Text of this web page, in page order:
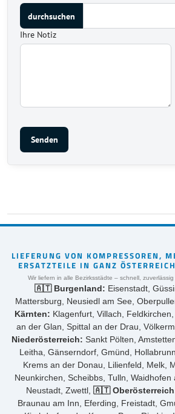
Ihre Notiz
Senden
LIEFERUNG VON KOMPRESSOREN,
ERSATZTEILE IN GANZ
Wir liefern in alle Bezirksstädte – schnell,
🇦🇹 Burgenland: Eisenstadt,
Mattersburg, Neusiedl am See,
Kärnten: Klagenfurt, Villach,
an der Glan, Spittal an der Drau,
Niederösterreich: Sankt Pölten,
Leitha, Gänserndorf, Gmünd,
Krems an der Donau, Lilienfeld, Melk,
Neunkirchen, Scheibbs, Tulln,
Neustadt, Zwettl, 🇦🇹
Braunau am Inn, Eferding, Freistadt,